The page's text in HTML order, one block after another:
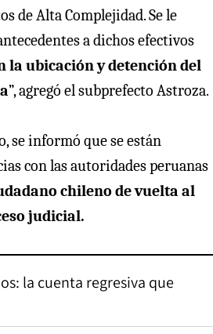
de Alta Complejidad. Se le
a dichos efectivos
la ubicación y detención del
”, agregó el subprefecto Astroza.
se informó que se están
con las autoridades peruanas
chileno de vuelta al
judicial.
la cuenta regresiva que